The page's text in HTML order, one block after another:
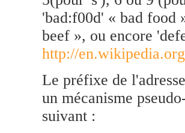
'bad:f00d' « bad food
beef », ou encore
http://
Le préfixe de
un mécanisme
suivant :